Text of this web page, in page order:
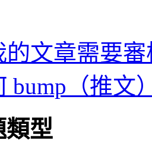
的文章需要
bump（推文
類型